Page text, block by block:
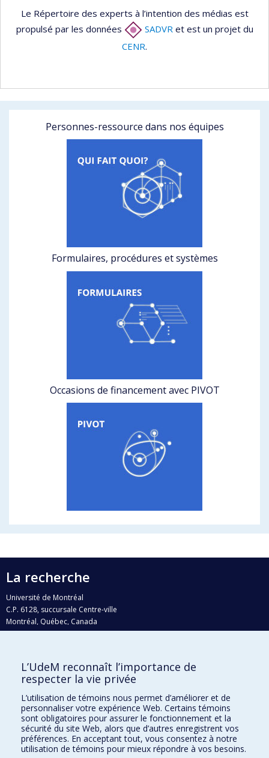
Le Répertoire des experts à l’intention des médias est
propulsé par les données
SADVR et est un projet du
CENR.
Personnes-ressource dans nos équipes
Formulaires, procédures et systèmes
Occasions de financement avec PIVOT
La recherche
Université de Montréal
C.P. 6128, succursale Centre-ville
Montréal, Québec, Canada
H3C 3J7
Qui fait quoi?
Nous trouver
Plan du site
Accessibilité
L’UdeM reconnaît l’importance de
respecter la vie privée
L’utilisation de témoins nous permet d’améliorer et de
personnaliser votre expérience Web. Certains témoins
sont obligatoires pour assurer le fonctionnement et la
sécurité du site Web, alors que d’autres enregistrent vos
préférences. En acceptant tout, vous consentez à notre
utilisation de témoins pour mieux répondre à vos besoins.